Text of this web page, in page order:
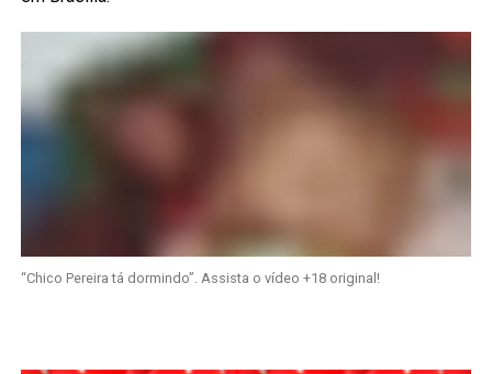
“Chico Pereira tá dormindo”. Assista o vídeo +18 original!